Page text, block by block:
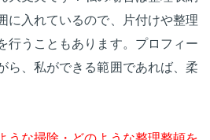
に入れているので、片付けや整理
行うこともあります。プロフィー
ら、私ができる範囲であれば、柔